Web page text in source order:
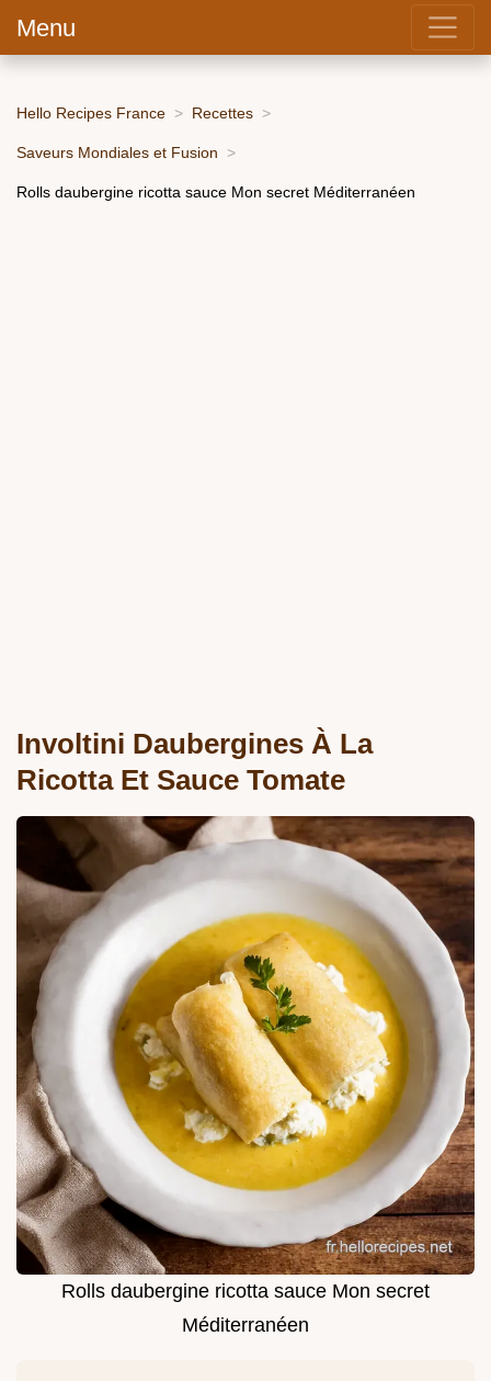
Menu
Hello Recipes France Recettes
Saveurs Mondiales et Fusion
Rolls daubergine ricotta sauce Mon secret Méditerranéen
Involtini Daubergines À La
Ricotta Et Sauce Tomate
Rolls daubergine ricotta sauce Mon secret
Méditerranéen